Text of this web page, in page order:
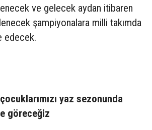
ve gelecek aydan itibaren
şampiyonalara milli takımda
edecek.
yaz sezonunda
göreceğiz